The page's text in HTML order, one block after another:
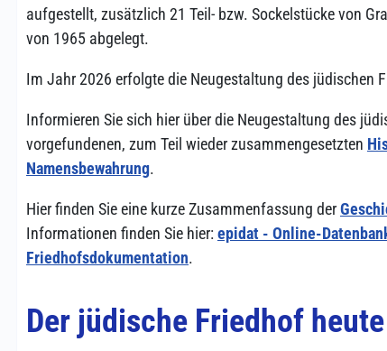
aufgestellt, zusätzlich 21 Teil- bzw. Sockelstücke von
von 1965 abgelegt.
Im Jahr 2026 erfolgte die Neugestaltung des jüdischen
Informieren Sie sich hier über die Neugestaltung des
vorgefundenen, zum Teil wieder zusammengesetzten
Namensbewahrung.
Hier finden Sie eine kurze Zusammenfassung der
Informationen finden Sie hier: epidat - Online-
Friedhofsdokumentation.
Der jüdische Friedhof heute